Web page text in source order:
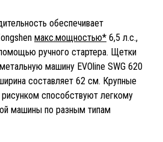
обеспечивает
макс.мощностью* 6,5 л.с.,
ручного стартера. Щетки
машину EVOline SWG 620
составляет 62 см. Крупные
способствуют легкому
машины по разным типам